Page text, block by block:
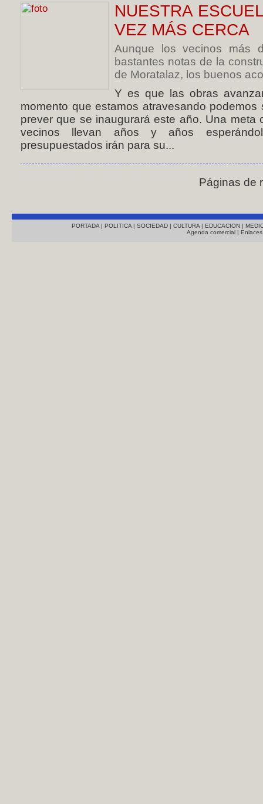
NUESTRA
VEZ MÁS CERCA
Aunque los vecinos más
bastantes notas de la
de Moratalaz, los buenos
Y es que las obras
momento que estamos atravesando
prever que se inaugurará este año. Una meta
vecinos llevan años y años
presupuestados irán para su...
Páginas de
PORTADA | POLITICA | SOCIEDAD | CULTURA | EDUCACION |
Agenda comercial |Enlaces